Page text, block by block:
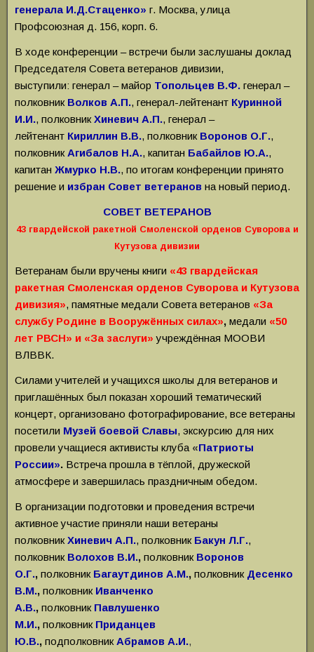
генерала И.Д.Стаценко» г. Москва, улица
Профсоюзная д. 156, корп. 6.
В ходе конференции – встречи были заслушаны доклад
Председателя Совета ветеранов дивизии,
выступили: генерал – майор Топольцев В.Ф. генерал –
полковник Волков А.П., генерал-лейтенант Куринной
И.И., полковник Хиневич А.П., генерал –
лейтенант Кириллин В.В., полковник Воронов О.Г.,
полковник Агибалов Н.А., капитан Бабайлов Ю.А.,
капитан Жмурко Н.В., по итогам конференции принято
решение и избран Совет ветеранов на новый период.
СОВЕТ ВЕТЕРАНОВ
43 гвардейской ракетной Смоленской орденов Суворова и
Кутузова дивизии
Ветеранам были вручены книги «43 гвардейская
ракетная Смоленская орденов Суворова и Кутузова
дивизия», памятные медали Совета ветеранов «За
службу Родине в Вооружённых силах», медали «50
лет РВСН» и «За заслуги» учреждённая МООВИ
ВЛВВК.
Силами учителей и учащихся школы для ветеранов и
приглашённых был показан хороший тематический
концерт, организовано фотографирование, все ветераны
посетили Музей боевой Славы, экскурсию для них
провели учащиеся активисты клуба «Патриоты
России». Встреча прошла в тёплой, дружеской
атмосфере и завершилась праздничным обедом.
В организации подготовки и проведения встречи
активное участие приняли наши ветераны
полковник Хиневич А.П., полковник Бакун Л.Г.,
полковник Волохов В.И., полковник Воронов
О.Г., полковник Багаутдинов А.М., полковник Десенко
В.М., полковник Иванченко
А.В., полковник Павлушенко
М.И., полковник Приданцев
Ю.В., подполковник Абрамов А.И.,